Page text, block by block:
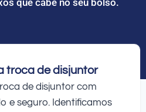
troca de disjuntor
de disjuntor com
e seguro. Identificamos